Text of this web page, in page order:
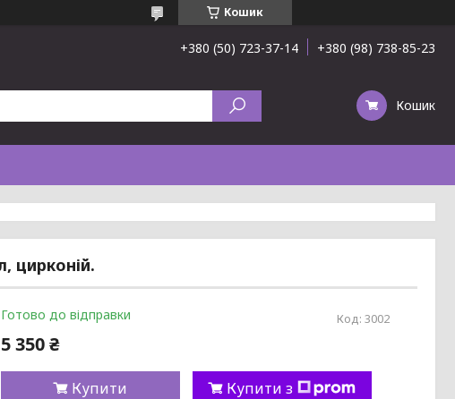
Кошик
+380 (50) 723-37-14 +380 (98) 738-85-23
Кошик
цирконій.
Готово до відправки Код:3002
5 350 ₴
Купити Купити з